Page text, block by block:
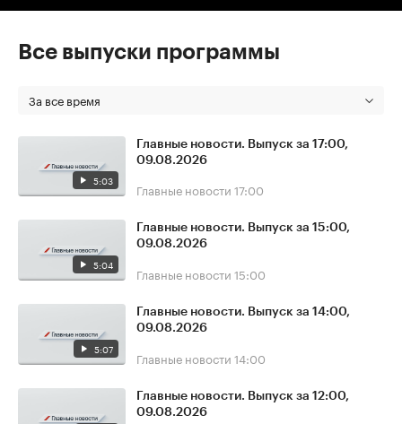
Все выпуски программы
За все время
5:03
Главные новости. Выпуск за 17:00,
09.08.2026
Главные новости 17:00
5:04
Главные новости. Выпуск за 15:00,
09.08.2026
Главные новости 15:00
5:07
Главные новости. Выпуск за 14:00,
09.08.2026
Главные новости 14:00
Главные новости. Выпуск за 12:00,
09.08.2026